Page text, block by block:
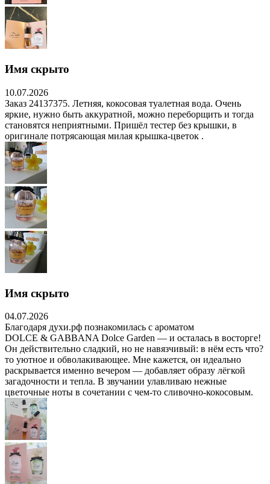
Имя скрыто
10.07.2026
Заказ 24137375. Летняя, кокосовая туалетная вода. Очень
яркие, нужно быть аккуратной, можно переборщить и тогда
становятся неприятными. Пришёл тестер без крышки, в
оригинале потрясающая милая крышка-цветок .
Имя скрыто
04.07.2026
Благодаря духи.рф познакомилась с ароматом
DOLCE & GABBANA Dolce Garden — и осталась в восторге!
Он действительно сладкий, но не навязчивый: в нём есть что?
то уютное и обволакивающее. Мне кажется, он идеально
раскрывается именно вечером — добавляет образу лёгкой
загадочности и тепла. В звучании улавливаю нежные
цветочные ноты в сочетании с чем-то сливочно-кокосовым.